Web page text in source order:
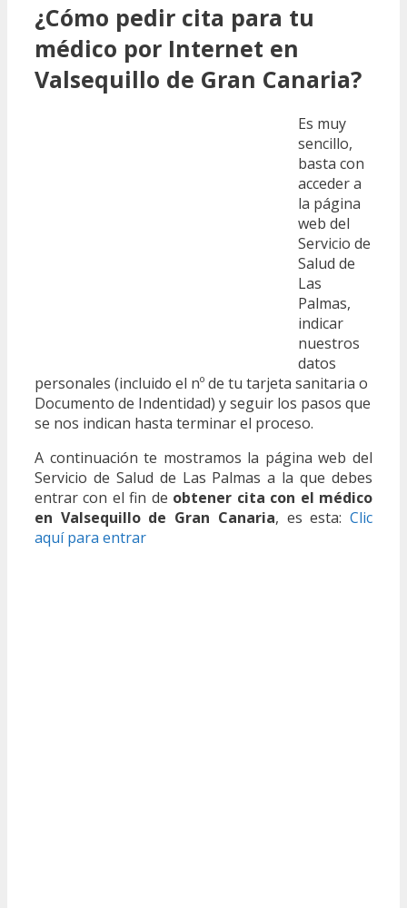
¿Cómo pedir cita para tu
médico por Internet en
Valsequillo de Gran Canaria?
Es muy
sencillo,
basta con
acceder a
la página
web del
Servicio de
Salud de
Las
Palmas,
indicar
nuestros
datos
personales (incluido el nº de tu tarjeta sanitaria o
Documento de Indentidad) y seguir los pasos que
se nos indican hasta terminar el proceso.
A continuación te mostramos la página web del
Servicio de Salud de Las Palmas a la que debes
entrar con el fin de obtener cita con el médico
en Valsequillo de Gran Canaria, es esta:Clic
aquí para entrar